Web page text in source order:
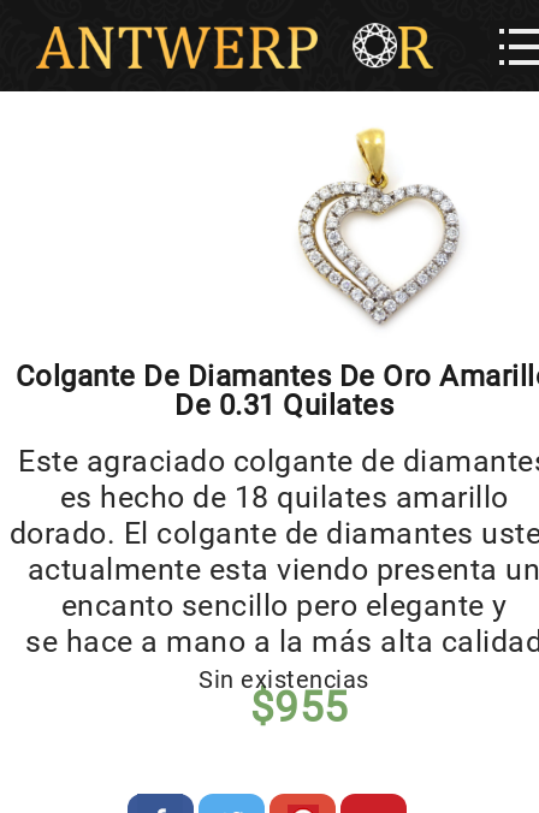
Colgante De Diamantes De Oro
De 0.31 Quilates
Este agraciado colgante de
es hecho de 18 quilates amarillo
dorado. El colgante de diamantes
actualmente esta viendo presenta
encanto sencillo pero elegante y
se hace a mano a la más alta
$955
Sin existencias